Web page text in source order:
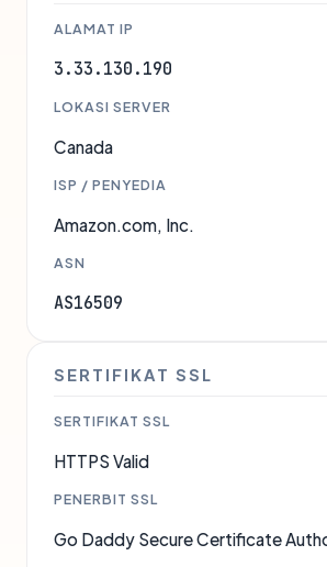
ALAMAT IP
3.33.130.190
LOKASI SERVER
Canada
ISP / PENYEDIA
Amazon.com, Inc.
ASN
AS16509
SERTIFIKAT SSL
SERTIFIKAT SSL
HTTPS Valid
PENERBIT SSL
Go Daddy Secure Certificate